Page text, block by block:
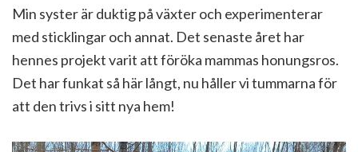
Min syster är duktig på växter och experimenterar
med sticklingar och annat. Det senaste året har
hennes projekt varit att föröka mammas honungsros.
Det har funkat så här långt, nu håller vi tummarna för
att den trivs i sitt nya hem!